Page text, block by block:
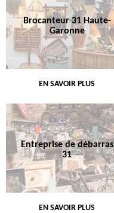
Brocanteur 31 Haute-
Garonne
EN SAVOIR PLUS
Entreprise de débarras
31
EN SAVOIR PLUS